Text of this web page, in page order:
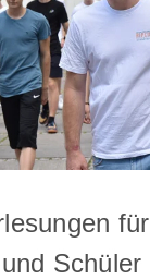
für
Schüler